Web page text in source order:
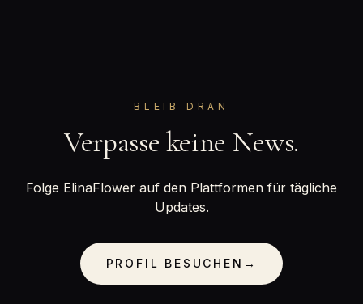
BLEIB DRAN
Verpasse keine News.
Folge ElinaFlower auf den Plattformen für tägliche
Updates.
PROFIL BESUCHEN →